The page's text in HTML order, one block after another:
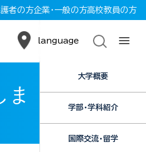
者の方企業・一般の方高校教員の方
language
大学概要
学部・学科紹介
国際交流・留学